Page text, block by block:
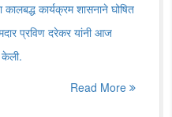
कार्यक्रम शासनाने घोषित
प्रविण दरेकर यांनी आज
केली.
Read More